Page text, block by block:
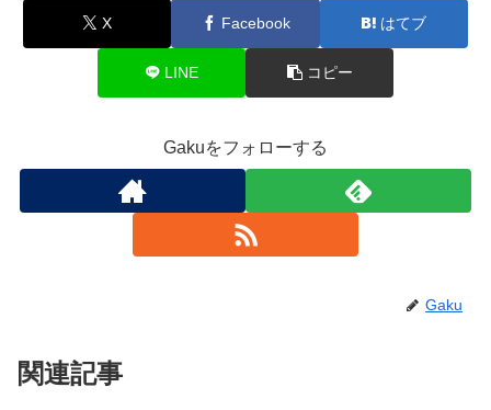
X Facebook はてブ
LINE コピー
Gakuをフォローする
Gaku
関連記事